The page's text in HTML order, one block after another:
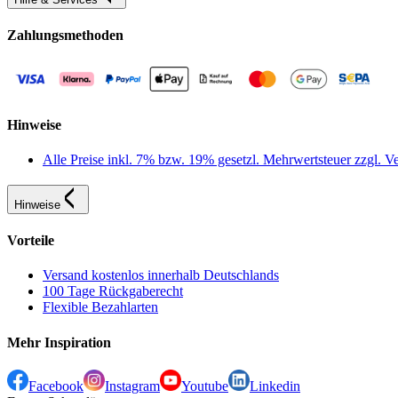
Zahlungsmethoden
Hinweise
Alle Preise inkl. 7% bzw. 19% gesetzl. Mehrwertsteuer zzgl.
Hinweise
Vorteile
Versand kostenlos innerhalb Deutschlands
100 Tage Rückgaberecht
Flexible Bezahlarten
Mehr Inspiration
Facebook Instagram Youtube
Linkedin